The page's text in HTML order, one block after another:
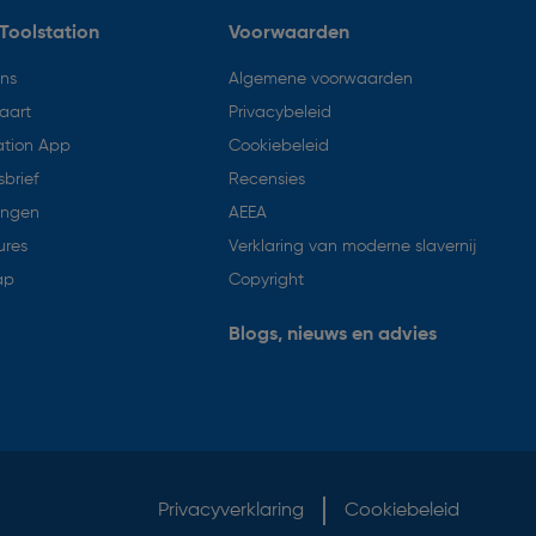
App
Voorwaarden
Algemene voorwaarden
Privacybeleid
Cookiebeleid
Recensies
AEEA
Verklaring van moderne slavernij
Copyright
Blogs, nieuws en advies
Privacyverklaring Cookiebeleid